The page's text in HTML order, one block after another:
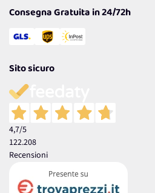
Consegna Gratuita in 24/72h
Sito sicuro
4,7/5
122.208
Recensioni